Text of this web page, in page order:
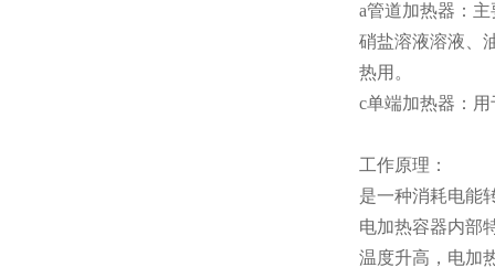
a管道加热器：
硝盐溶液溶液、
热用。
c单端加热器：
工作原理：
是一种消耗电能
电加热容器内部
温度升高，电加